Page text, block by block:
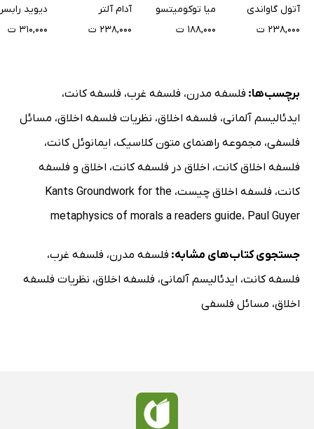
آتول گاواندی
۲۳۸,۰۰۰ ت
میا توکومیتسو
۱۸۸,۰۰۰ ت
آدام آلتر
۲۳۸,۰۰۰ ت
دیوید
۳۱۰,۰۰۰ ت
برچسب‌ها: فلسفه مدرن، فلسفه غرب، فلسفه کانت،
ایدئالیسم آلمانی، فلسفه اخلاق، نظریات فلسفه اخلاق، مسائل
فلسفی، مجموعه راهنمای متون کلاسیک، ایمانوئل کانت،
فلسفه اخلاق کانت، اخلاق در فلسفه کانت، اخلاق و فلسفه
کانت، فلسفه اخلاق چیست، Kants Groundwork for the
metaphysics of morals a readers guide، Paul Guyer
جستجوی کتاب‌های مشابه: فلسفه مدرن، فلسفه غرب،
فلسفه کانت، ایدئالیسم آلمانی، فلسفه اخلاق، نظریات فلسفه
اخلاق، مسائل فلسفی